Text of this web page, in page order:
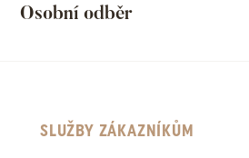
Osobní odběr
SLUŽBY ZÁKAZNÍKŮM